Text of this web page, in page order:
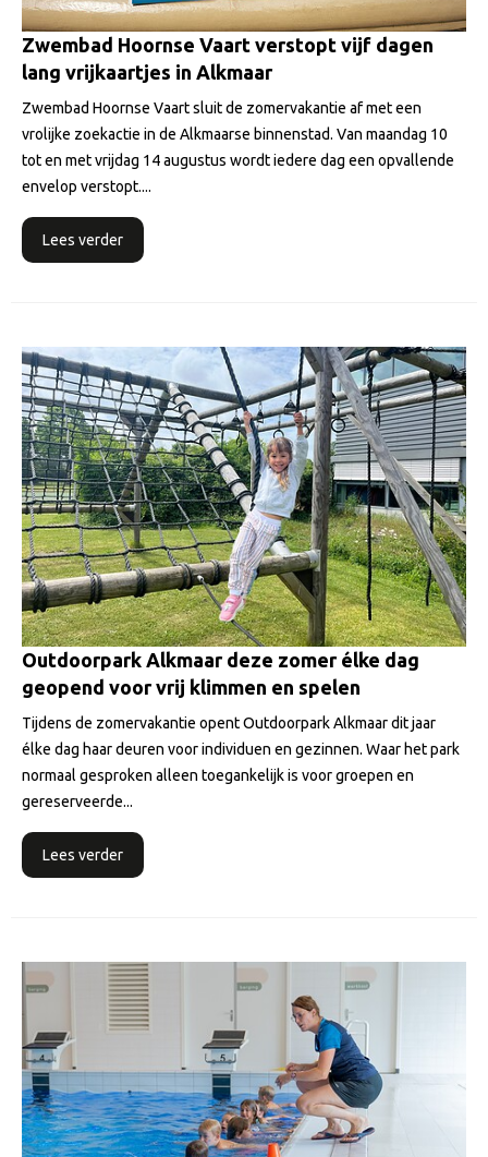
Zwembad Hoornse Vaart verstopt vijf dagen
lang vrijkaartjes in Alkmaar
Zwembad Hoornse Vaart sluit de zomervakantie af met een
vrolijke zoekactie in de Alkmaarse binnenstad. Van maandag 10
tot en met vrijdag 14 augustus wordt iedere dag een opvallende
envelop verstopt....
Lees verder
Outdoorpark Alkmaar deze zomer élke dag
geopend voor vrij klimmen en spelen
Tijdens de zomervakantie opent Outdoorpark Alkmaar dit jaar
élke dag haar deuren voor individuen en gezinnen. Waar het park
normaal gesproken alleen toegankelijk is voor groepen en
gereserveerde...
Lees verder